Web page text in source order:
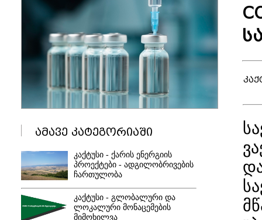
ამავე კატეგორიაში
კაქტუსი - ქარის ენერგიის
პროექტები - ადგილობრივების
ჩართულობა
კაქტუსი - გლობალური და
ლოკალური მონაცემების
მიმოხილვა